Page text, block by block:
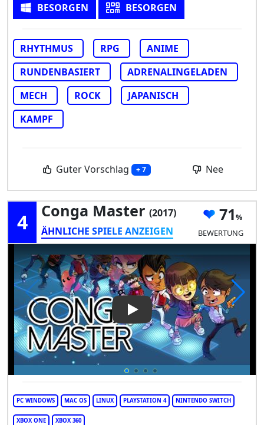
BESORGEN
BESORGEN
RHYTHMUS RPG
ANIME
RUNDENBASIERT
ADRENALINGELADEN
MECH
ROCK
JAPANISCH
KAMPF
Guter Vorschlag + 7 Nee
4 Conga Master (2017)
ÄHNLICHE SPIELE ANZEIGEN
71
BEWERTUNG
Play Video: Conga Master
PC WINDOWS MAC OS LINUX PLAYSTATION 4 NINTENDO SWITCH
XBOX ONE XBOX 360